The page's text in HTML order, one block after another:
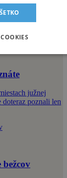
jazda v sobom
je úžasná.
južnej
poznali len